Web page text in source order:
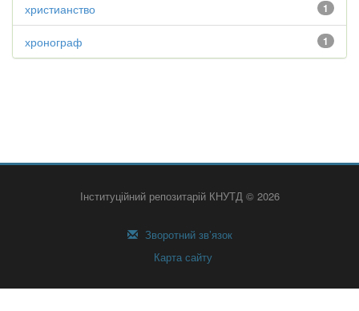
1
христианство
1
хронограф
Інституційний репозитарій КНУТД © 2026
Зворотний зв’язок
Карта сайту